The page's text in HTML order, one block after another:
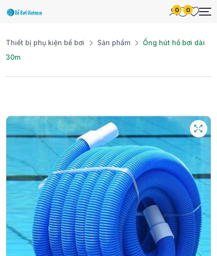
0 0
Thiết bị phụ kiện bể bơi Sản phẩm
Ống hút hồ bơi dài
30m